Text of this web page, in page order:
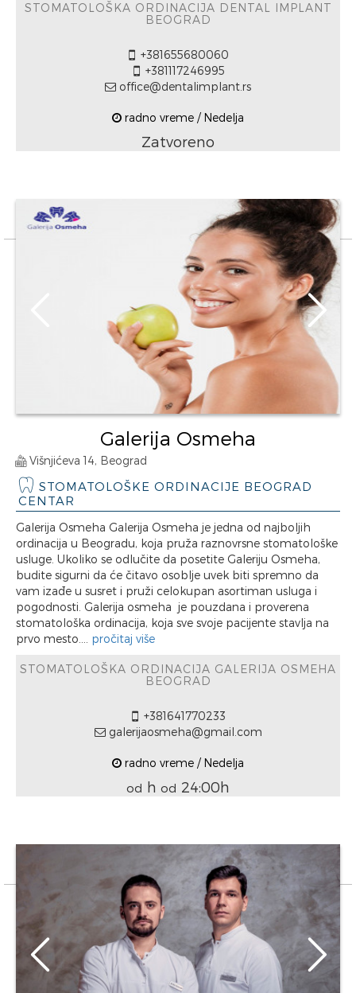
STOMATOLOŠKA ORDINACIJA DENTAL IMPLANT
BEOGRAD
+381655680060
+381117246995
office@dentalimplant.rs
radno vreme / Nedelja
Zatvoreno
Galerija Osmeha
Višnjićeva 14, Beograd
STOMATOLOŠKE ORDINACIJE BEOGRAD
CENTAR
Galerija Osmeha Galerija Osmeha je jedna od najboljih
ordinacija u Beogradu, koja pruža raznovrsne stomatološke
usluge. Ukoliko se odlučite da posetite Galeriju Osmeha,
budite sigurni da će čitavo osoblje uvek biti spremno da
vam izađe u susret i pruži celokupan asortiman usluga i
pogodnosti. Galerija osmeha je pouzdana i proverena
stomatološka ordinacija, koja sve svoje pacijente stavlja na
prvo mesto.... pročitaj više
STOMATOLOŠKA ORDINACIJA GALERIJA OSMEHA
BEOGRAD
+381641770233
galerijaosmeha@gmail.com
radno vreme / Nedelja
od h od 24:00h